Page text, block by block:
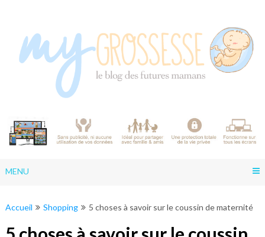
MENU
Accueil Shopping 5 choses à savoir sur le coussin de maternité